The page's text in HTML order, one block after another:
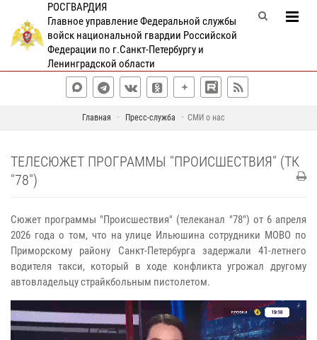
РОСГВАРДИЯ
Главное управление Федеральной службы
войск национальной гвардии Российской
Федерации по г.Санкт-Петербургу и
Ленинградской области
Главная Пресс-служба СМИ о нас
ТЕЛЕСЮЖЕТ ПРОГРАММЫ "ПРОИСШЕСТВИЯ" (ТК
"78")
Сюжет программы "Происшествия" (телеканал "78") от 6 апреля
2026 года о том, что на улице Ильюшина сотрудники МОВО по
Приморскому району Санкт-Петербурга задержали 41-летнего
водителя такси, который в ходе конфликта угрожал другому
автовладельцу страйкбольным пистолетом.